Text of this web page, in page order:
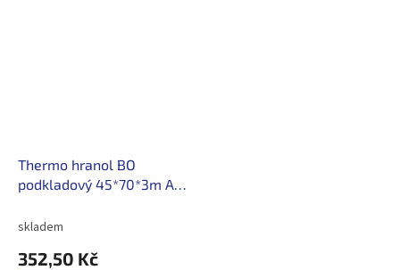
Thermo hranol BO
podkladový 45*70*3m A/B
skladem
352,50 Kč